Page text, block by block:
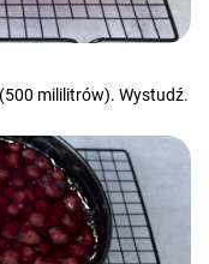
mililitrów). Wystudź.